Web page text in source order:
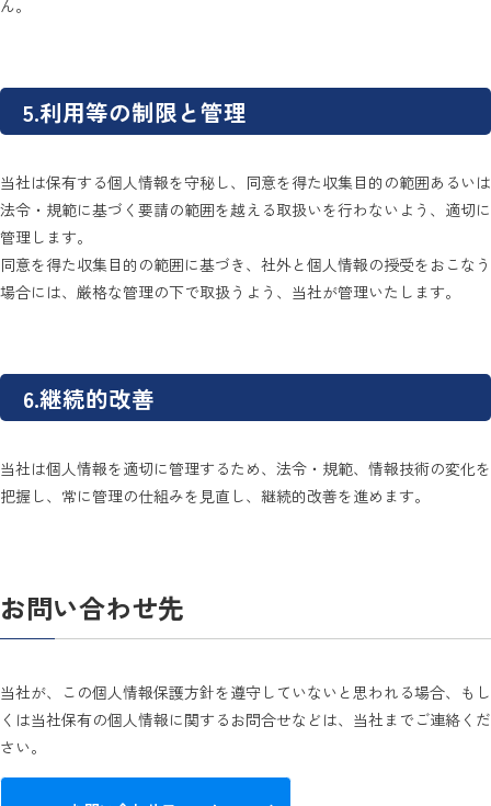
ん。
5.利用等の制限と管理
当社は保有する個人情報を守秘し、同意を得た収集目的の範囲あるいは
法令・規範に基づく要請の範囲を越える取扱いを行わないよう、適切に
管理します。
同意を得た収集目的の範囲に基づき、社外と個人情報の授受をおこなう
場合には、厳格な管理の下で取扱うよう、当社が管理いたします。
6.継続的改善
当社は個人情報を適切に管理するため、法令・規範、情報技術の変化を
把握し、常に管理の仕組みを見直し、継続的改善を進めます。
お問い合わせ先
当社が、この個人情報保護方針を遵守していないと思われる場合、もし
くは当社保有の個人情報に関するお問合せなどは、当社までご連絡くだ
さい。